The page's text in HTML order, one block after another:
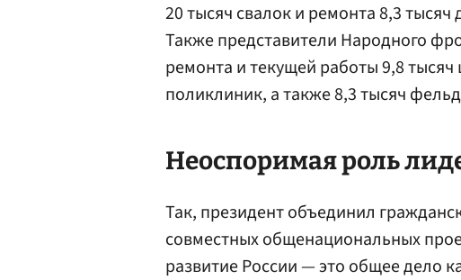
20 тысяч свалок и ремонта 8,3
Также представители Народного
ремонта и текущей работы 9,8
поликлиник, а также 8,3 тысяч
Неоспоримая роль
Так, президент объединил
совместных общенациональных
развитие России — это общее дело